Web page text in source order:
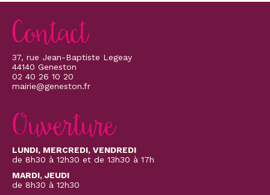
Contact
37, rue Jean-Baptiste Legeay
44140 Geneston
02 40 26 10 20
mairie@geneston.fr
Ouverture
LUNDI, MERCREDI, VENDREDI
de 8h30 à 12h30 et de 13h30 à 17h
MARDI, JEUDI
de 8h30 à 12h30